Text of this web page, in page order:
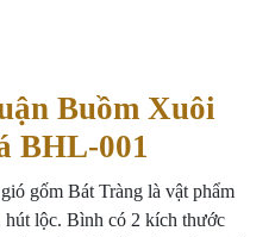
Buồm Xuôi
BHL-001
gốm Bát Tràng là vật phẩm
hút lộc. Bình có 2 kích thước